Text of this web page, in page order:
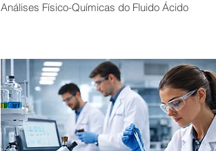
Análises Físico-Químicas do Fluido Ácido